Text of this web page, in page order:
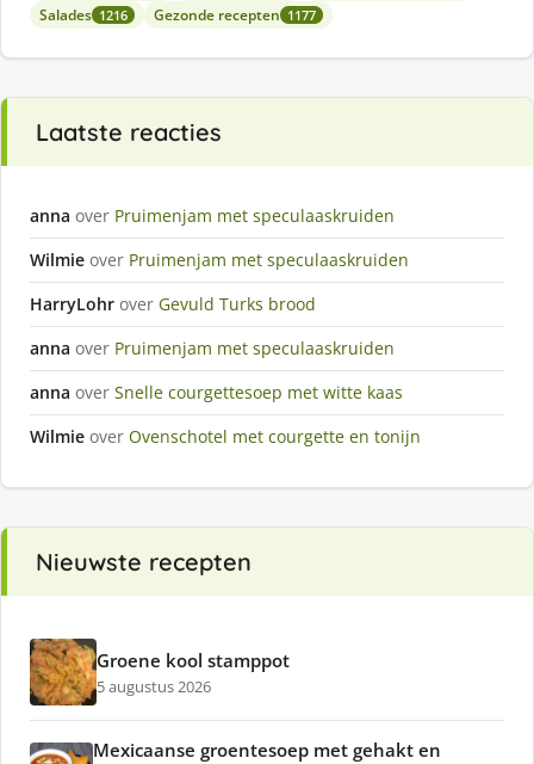
Salades 1216 Gezonde recepten 1177
Laatste reacties
anna over Pruimenjam met speculaaskruiden
Wilmie over Pruimenjam met speculaaskruiden
HarryLohr over Gevuld Turks brood
anna over Pruimenjam met speculaaskruiden
anna over Snelle courgettesoep met witte kaas
Wilmie over Ovenschotel met courgette en tonijn
Nieuwste recepten
Groene kool stamppot
5 augustus 2026
Mexicaanse groentesoep met gehakt en